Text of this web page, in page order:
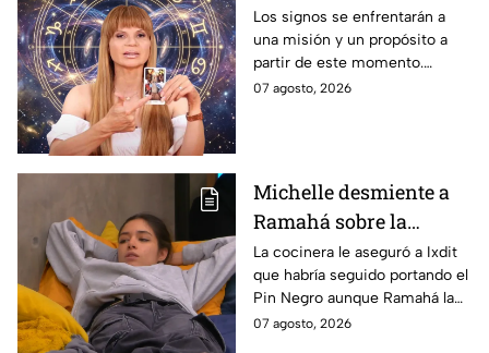
semana: predicciones
en el amor, dinero,
salud y suerte en el
portal del infinito
Los signos se enfrentarán a
una misión y un propósito a
partir de este momento.
Algunos tendrán etapas de
07 agosto, 2026
Michelle desmiente a
Ramahá sobre la
designación del Pin
Negro a un integrante
de las "Divas" en
MasterChef 24/7
La cocinera le aseguró a Ixdit
que habría seguido portando el
Pin Negro aunque Ramahá la
hubiera subido al balcón
07 agosto, 2026